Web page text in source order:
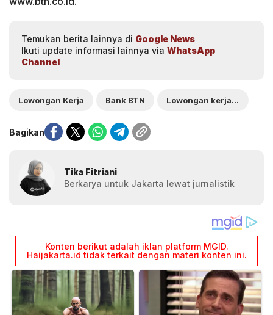
Temukan berita lainnya di Google News
Ikuti update informasi lainnya via WhatsApp
Channel
Lowongan Kerja Bank BTN Lowongan kerja Bank BTN
Bagikan
Tika Fitriani
Berkarya untuk Jakarta lewat jurnalistik